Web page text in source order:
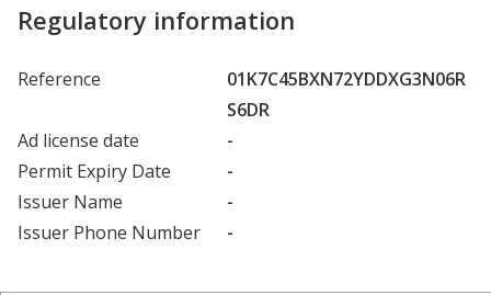
Regulatory information
Reference
01K7C45BXN72YDDXG3N06R
S6DR
Ad license date
-
Permit Expiry Date
-
Issuer Name
-
Issuer Phone Number
-